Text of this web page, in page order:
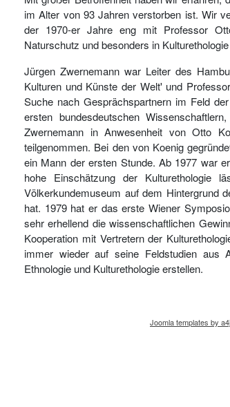
im Alter von 93 Jahren verstorben ist. Wir
der 1970-er Jahre eng mit Professor
Naturschutz und besonders in
Jürgen Zwernemann war Leiter des
Kulturen und Künste der Welt' und
Suche nach Gesprächspartnern im Feld
ersten bundesdeutschen
Zwernemann in Anwesenheit von Otto
teilgenommen. Bei den von Koenig
ein Mann der ersten Stunde. Ab 1977 war
hohe Einschätzung der
Völkerkundemuseum auf dem Hintergrund
hat. 1979 hat er das erste Wiener
sehr erhellend die wissenschaftlichen
Kooperation mit Vertretern der
immer wieder auf seine Feldstudien aus
Ethnologie und Kulturethologie erstellen.
Joomla templates by